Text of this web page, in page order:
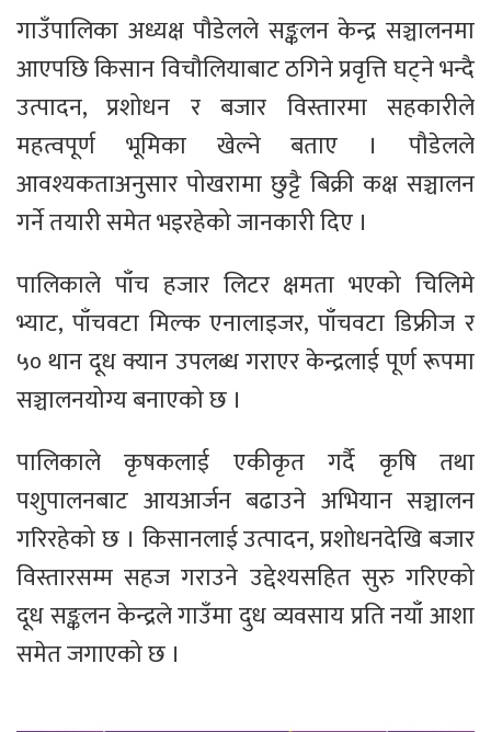
गाउँपालिका अध्यक्ष पौडेलले सङ्कलन केन्द्र सञ्चालनमा
आएपछि किसान विचौलियाबाट ठगिने प्रवृत्ति घट्ने भन्दै
उत्पादन, प्रशोधन र बजार विस्तारमा सहकारीले
महत्वपूर्ण भूमिका खेल्ने बताए । पौडेलले
आवश्यकताअनुसार पोखरामा छुट्टै बिक्री कक्ष सञ्चालन
गर्ने तयारी समेत भइरहेको जानकारी दिए ।
पालिकाले पाँच हजार लिटर क्षमता भएको चिलिमे
भ्याट, पाँचवटा मिल्क एनालाइजर, पाँचवटा डिफ्रीज र
५० थान दूध क्यान उपलब्ध गराएर केन्द्रलाई पूर्ण रूपमा
सञ्चालनयोग्य बनाएको छ ।
पालिकाले कृषकलाई एकीकृत गर्दै कृषि तथा
पशुपालनबाट आयआर्जन बढाउने अभियान सञ्चालन
गरिरहेको छ । किसानलाई उत्पादन, प्रशोधनदेखि बजार
विस्तारसम्म सहज गराउने उद्देश्यसहित सुरु गरिएको
दूध सङ्कलन केन्द्रले गाउँमा दुध व्यवसाय प्रति नयाँ आशा
समेत जगाएको छ ।